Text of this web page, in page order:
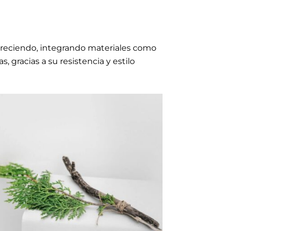
integrando materiales como
gracias a su resistencia y estilo